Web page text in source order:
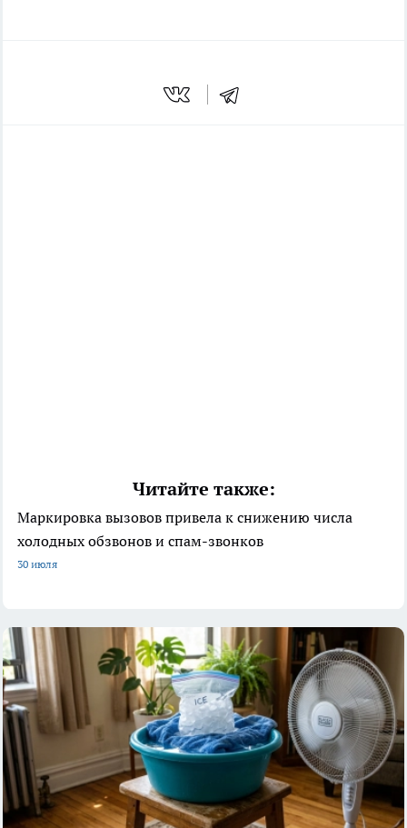
Читайте также:
Маркировка вызовов привела к снижению числа
холодных обзвонов и спам-звонков
30 июля